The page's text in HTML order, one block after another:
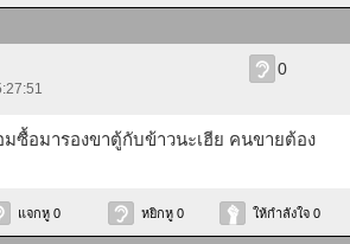
0
ซื้อมารองขาตู้กับข้าวนะเฮีย คนขายต้อง
แจกหู 0 หยิกหู 0 ให้กำลังใจ 0